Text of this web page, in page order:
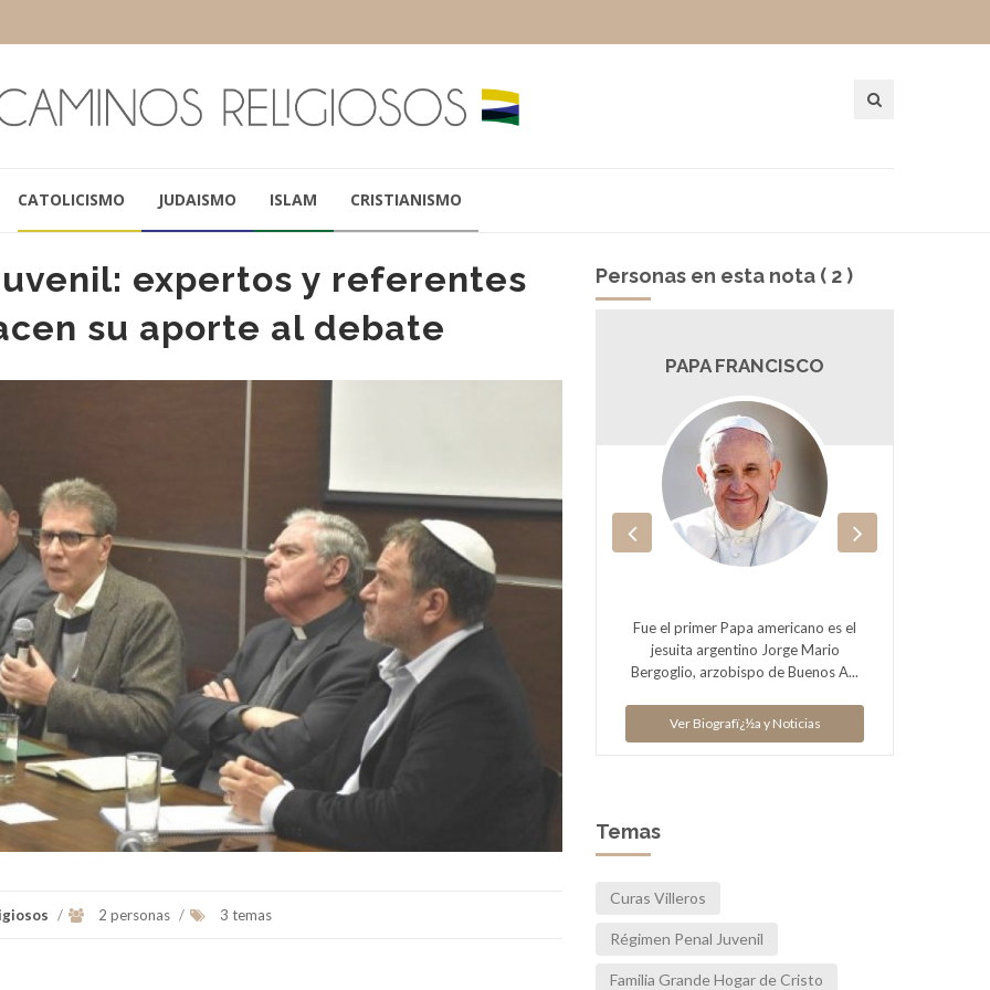
CATOLICISMO JUDAISMO ISLAM CRISTIANISMO
expertos y referentes
su aporte al debate
/ 2 personas / 3 temas
Personas en esta nota ( 2 )
Fue el primer Papa americano es el
jesuita argentino Jorge Mario
Bergoglio, arzobispo de Buenos A...
Ver Biografï¿½a y Noticias
Presidente de la Conferencia
Episcopal Argentina (CEA). Obispo
titular de la Diócesis de San Isid...
Ver Biografï¿½a y Noticias
PAPA FRANCISCO
Fue el primer Papa americano es el
jesuita argentino Jorge Mario
Bergoglio, arzobispo de Buenos A...
Ver Biografï¿½a y Noticias
Temas
Curas Villeros
Régimen Penal Juvenil
Familia Grande Hogar de Cristo